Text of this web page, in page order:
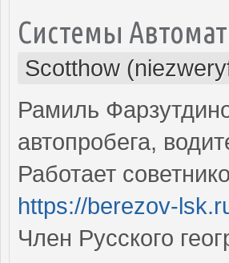
Системы
Scotthow
Рамиль
автопробега,
Работает
https://berezov-
Член Русского